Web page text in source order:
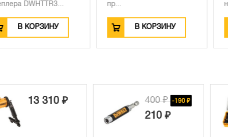
В КОРЗИНУ
нейлера,
В
310 ₽ 400 ₽ -190 ₽
210 ₽